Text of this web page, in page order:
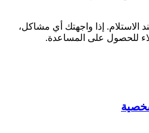
الاستلام. إذا واجهتك أي مشاكل،
للحصول على المساعدة.